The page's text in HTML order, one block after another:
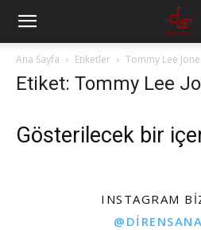
Ana Sayfa Etiketler Tommy Lee
Etiket: Tommy Lee
Gösterilecek bir
INSTAGRAM